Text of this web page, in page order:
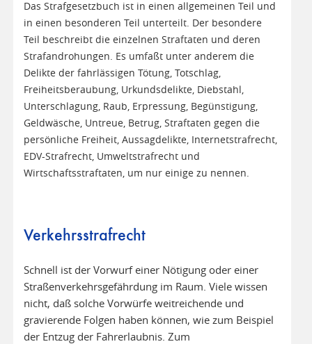
Das Strafgesetzbuch ist in einen allgemeinen Teil und
in einen besonderen Teil unterteilt. Der besondere
Teil beschreibt die einzelnen Straftaten und deren
Strafandrohungen. Es umfaßt unter anderem die
Delikte der fahrlässigen Tötung, Totschlag,
Freiheitsberaubung, Urkundsdelikte, Diebstahl,
Unterschlagung, Raub, Erpressung, Begünstigung,
Geldwäsche, Untreue, Betrug, Straftaten gegen die
persönliche Freiheit, Aussagdelikte, Internetstrafrecht,
EDV-Strafrecht, Umweltstrafrecht und
Wirtschaftsstraftaten, um nur einige zu nennen.
Verkehrsstrafrecht
Schnell ist der Vorwurf einer Nötigung oder einer
Straßenverkehrsgefährdung im Raum. Viele wissen
nicht, daß solche Vorwürfe weitreichende und
gravierende Folgen haben können, wie zum Beispiel
der Entzug der Fahrerlaubnis. Zum